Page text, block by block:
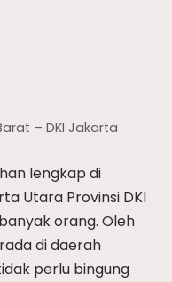
– DKI Jakarta
lengkap di
Utara Provinsi DKI
orang. Oleh
di daerah
perlu bingung